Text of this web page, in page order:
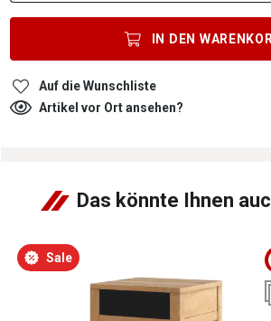
IN DEN
Auf die Wunschliste
Artikel vor Ort ansehen?
Das könnte Ihnen
Sale